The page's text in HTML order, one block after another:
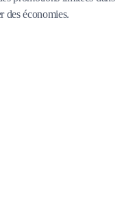
des économies.